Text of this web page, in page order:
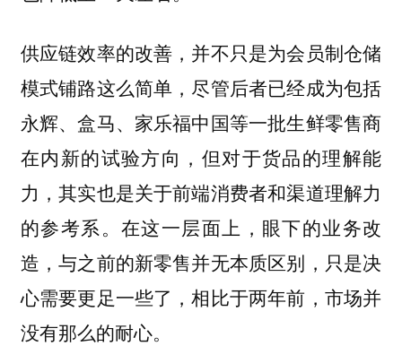
供应链效率的改善，并不只是为会员制仓储
模式铺路这么简单，尽管后者已经成为包括
永辉、盒马、家乐福中国等一批生鲜零售商
在内新的试验方向，但对于货品的理解能
力，其实也是关于前端消费者和渠道理解力
的参考系。在这一层面上，眼下的业务改
造，与之前的新零售并无本质区别，只是决
心需要更足一些了，相比于两年前，市场并
没有那么的耐心。